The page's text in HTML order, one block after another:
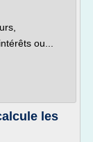
ou...
les